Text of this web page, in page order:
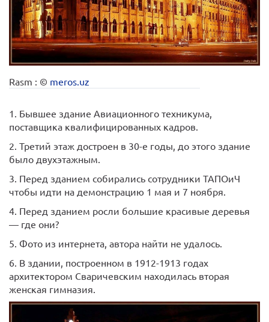
Rasm : © meros.uz
1. Бывшее здание Авиационного техникума,
поставщика квалифицированных кадров.
2. Третий этаж достроен в 30-е годы, до этого здание
было двухэтажным.
3. Перед зданием собирались сотрудники ТАПОиЧ
чтобы идти на демонстрацию 1 мая и 7 ноября.
4. Перед зданием росли большие красивые деревья
— где они?
5. Фото из интернета, автора найти не удалось.
6. В здании, построенном в 1912-1913 годах
архитектором Сваричевским находилась вторая
женская гимназия.